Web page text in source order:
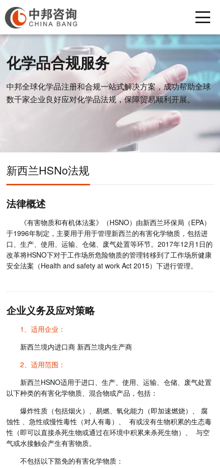
化学品合规服务
中邦全球化学品注册和合规一站式解决方案，成功帮助全球
数千家企业良好应对化学品法规，保障贸易顺利开展。
新西兰HSNo法规
法律概述
《有害物质和有机体法案》（HSNO）由新西兰环保局（EPA）
于1996年制定，主要用于用于管理新西兰的有害化学物质，包括进
口、生产、使用、运输、仓储、废气处置等环节。2017年12月1日的
改革将HSNO下对于工作场所危险物质的管理转移到了工作场所健康
安全法案（Health and safety at work Act 2015）下进行管理。
企业义务及应对策略
1、适用企业：
新西兰境内进口商 新西兰境内生产商
2、适用范围：
新西兰HSNO适用于进口、生产、使用、运输、仓储、废气处置
以下种类的有害化学物质、混合物或产品，包括：
爆炸性质（包括烟火）、易燃、氧化能力（即加速燃烧）、 腐
蚀性 、急性或慢性毒性（对人有毒）、 有或没有生物积累的生态毒
性（即可以直接杀死生物或通过在环境中积累来杀死生物）、 与空
气或水接触会产生有害物质。
不包括以下豁免的有害化学物质：